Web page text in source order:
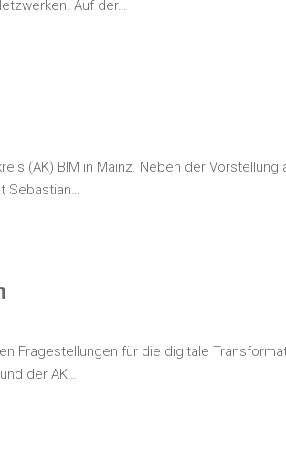
Auf der…
(AK) BIM in Mainz. Neben der
Sebastian…
Fra­ge­stel­lun­gen für die digi­ta­le
der AK…